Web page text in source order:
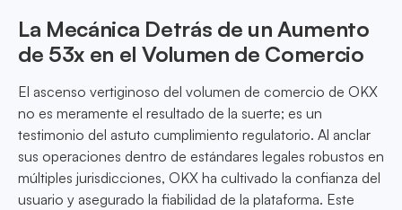
La Mecánica Detrás de un Aumento
de 53x en el Volumen de Comercio
El ascenso vertiginoso del volumen de comercio de OKX
no es meramente el resultado de la suerte; es un
testimonio del astuto cumplimiento regulatorio. Al anclar
sus operaciones dentro de estándares legales robustos en
múltiples jurisdicciones, OKX ha cultivado la confianza del
usuario y asegurado la fiabilidad de la plataforma. Este